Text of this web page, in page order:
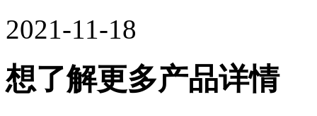
2021-11-18
想了解更多产品详情